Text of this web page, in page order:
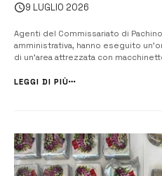
9 LUGLIO 2026
Agenti del Commissariato di
amministrativa, hanno eseguito
di un’area attrezzata con
anche una sanzione pecuniaria di
LEGGI DI PIÙ